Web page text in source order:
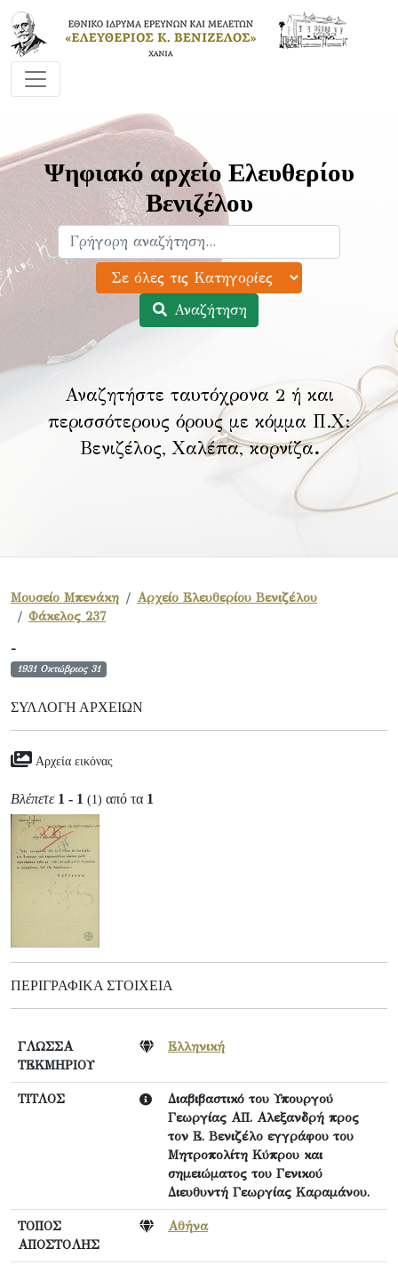
Ψηφιακό αρχείο Ελευθερίου
Βενιζέλου
Αναζήτηση
Αναζητήστε ταυτόχρονα 2 ή και
περισσότερους όρους με κόμμα Π.Χ:
Βενιζέλος, Χαλέπα, κορνίζα.
Μουσείο Μπενάκη
Αρχείο Ελευθερίου Βενιζέλου
Φάκελος 237
-
1931 Οκτώβριος 31
ΣΥΛΛΟΓΉ ΑΡΧΕΊΩΝ
Αρχεία εικόνας
Βλέπετε 1 - 1 (1) από τα 1
ΠΕΡΙΓΡΑΦΙΚΆ ΣΤΟΙΧΕΊΑ
ΓΛΩΣΣΑ
ΤΕΚΜΗΡΙΟΥ
Ελληνική
ΤΙΤΛΟΣ
Διαβιβαστικό του Υπουργού
Γεωργίας ΑΠ. Αλεξανδρή προς
τον Ε. Βενιζέλο εγγράφου του
Μητροπολίτη Κύπρου και
σημειώματος του Γενικού
Διευθυντή Γεωργίας Καραμάνου.
ΤΟΠΟΣ
ΑΠΟΣΤΟΛΗΣ
Αθήνα